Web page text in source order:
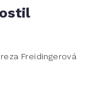
Freidingerová